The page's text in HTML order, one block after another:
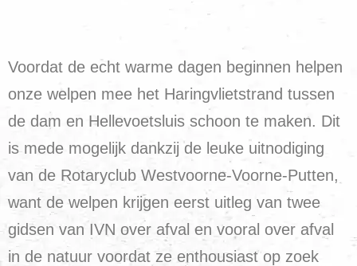
Voordat de echt warme dagen beginnen helpen
onze welpen mee het Haringvlietstrand tussen
de dam en Hellevoetsluis schoon te maken. Dit
is mede mogelijk dankzij de leuke uitnodiging
van de Rotaryclub Westvoorne-Voorne-Putten,
want de welpen krijgen eerst uitleg van twee
gidsen van IVN over afval en vooral over afval
in de natuur voordat ze enthousiast op zoek